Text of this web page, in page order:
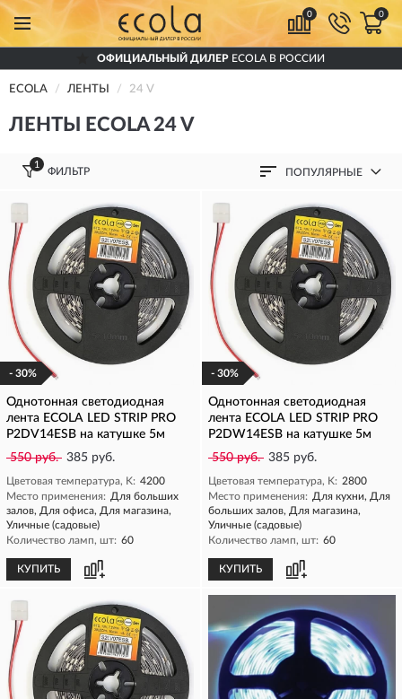
0 0
ОФИЦИАЛЬНЫЙ ДИЛЕРECOLA В РОССИИ
ECOLA ЛЕНТЫ 24 V
ЛЕНТЫ ECOLA 24 V
1
ФИЛЬТР ПОПУЛЯРНЫЕ
- 30%
Однотонная светодиодная
лента ECOLA LED STRIP PRO
P2DV14ESB на катушке 5м
550 руб. 385 руб.
Цветовая температура, K: 4200
Место применения: Для больших
залов, Для офиса, Для магазина,
Уличные (садовые)
Количество ламп, шт: 60
КУПИТЬ
- 30%
Однотонная светодиодная
лента ECOLA LED STRIP PRO
P2DW14ESB на катушке 5м
550 руб. 385 руб.
Цветовая температура, K: 2800
Место применения: Для кухни, Для
больших залов, Для магазина,
Уличные (садовые)
Количество ламп, шт: 60
КУПИТЬ